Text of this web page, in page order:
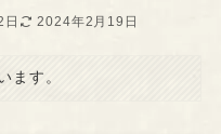
2024年2月19日
ます。